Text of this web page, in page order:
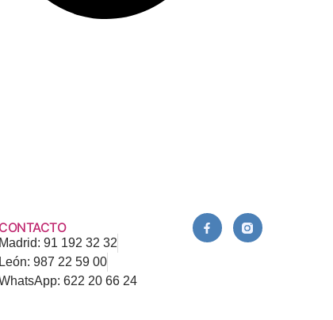
CONTACTO
Madrid: 91 192 32 32
León: 987 22 59 00
622 20 66 24